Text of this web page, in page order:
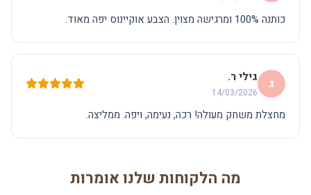
כותנה 100% ומרגישה מצוין. הצבע אוקיינוס יפה מאוד.
ג גילי ר.
14/03/2026
מחצלת משחק מעולה! רכה, נעימה, ויפה. ממליצה.
מה הלקוחות שלנו אומרות